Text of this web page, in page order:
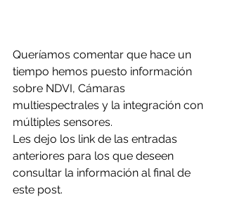
Queríamos comentar que hace un
tiempo hemos puesto información
sobre NDVI, Cámaras
multiespectrales y la integración con
múltiples sensores.
Les dejo los link de las entradas
anteriores para los que deseen
consultar la información al final de
este post.